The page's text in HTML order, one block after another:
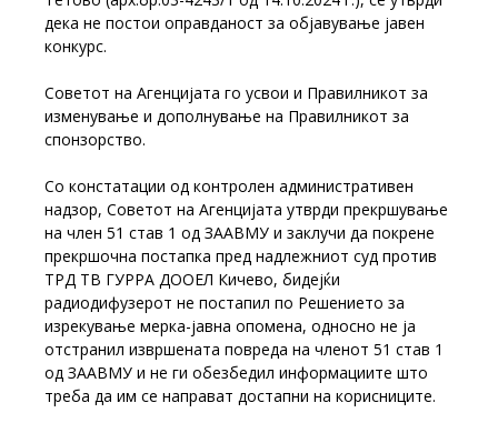
дека не постои оправданост за објавување јавен
конкурс.
Советот на Агенцијата го усвои и Правилникот за
изменување и дополнување на Правилникот за
спонзорство.
Со констатации од контролен административен
надзор, Советот на Агенцијата утврди прекршување
на член 51 став 1 од ЗААВМУ и заклучи да покрене
прекршочна постапка пред надлежниот суд против
ТРД ТВ ГУРРА ДООЕЛ Кичево, бидејќи
радиодифузерот не постапил по Решението за
изрекување мерка-јавна опомена, односно не ја
отстранил извршената повреда на членот 51 став 1
од ЗААВМУ и не ги обезбедил информациите што
треба да им се направат достапни на корисниците.